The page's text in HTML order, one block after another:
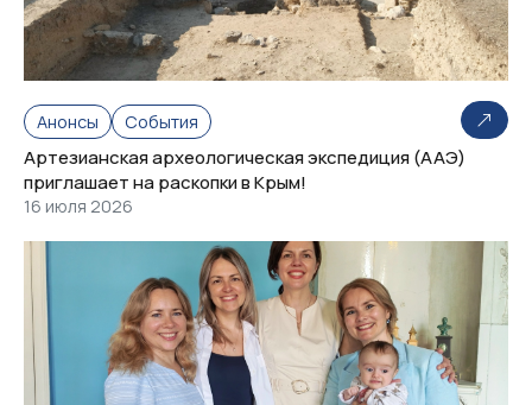
Анонсы События
Артезианская археологическая экспедиция (ААЭ)
приглашает на раскопки в Крым!
16 июля 2026